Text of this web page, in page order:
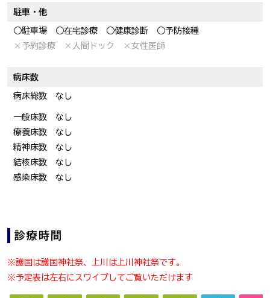
駐車・他
○駐車場 ○在宅診療 ○健康診断
○予防接種
×予約診療
×人間ドック ×女性医師
病床数
病床総数 なし
一般床数 なし
療養床数 なし
精神床数 なし
結核床数 なし
感染床数 なし
診療時間
※護国は護国神社祭、上川は上川神社祭です。
※予定表は左右にスワイプしてご覧いただけます